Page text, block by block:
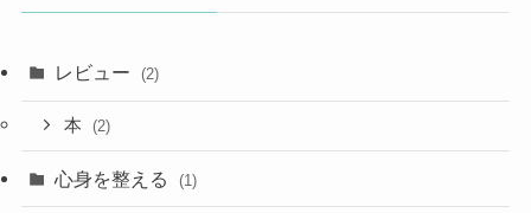
レビュー (2)
本 (2)
心身を整える (1)